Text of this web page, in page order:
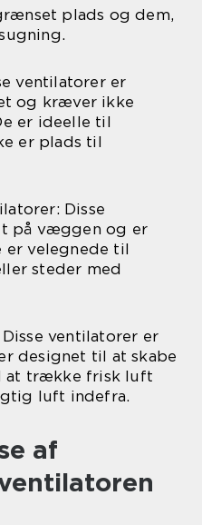
plads og dem,
ventilatorer er
og kræver ikke
er ideelle til
er plads til
Disse
på væggen og er
er velegnede til
steder med
ventilatorer er
designet til at skabe
at trække frisk luft
luft indefra.
af